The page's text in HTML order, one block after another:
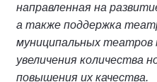
направленная на
а также поддержка
муниципальных театров
увеличения количества
повышения их качества.